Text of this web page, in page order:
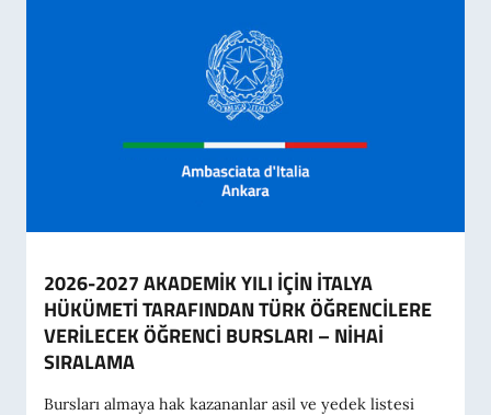
2026-2027 AKADEMİK YILI İÇİN İTALYA
HÜKÜMETİ TARAFINDAN TÜRK ÖĞRENCİLERE
VERİLECEK ÖĞRENCİ BURSLARI – NİHAİ
SIRALAMA
Bursları almaya hak kazananlar asil ve yedek listesi